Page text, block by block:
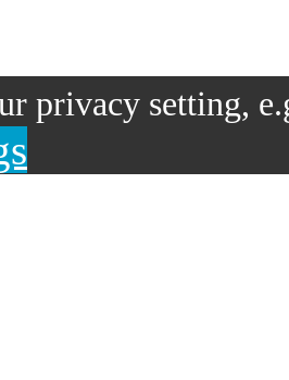
privacy setting,